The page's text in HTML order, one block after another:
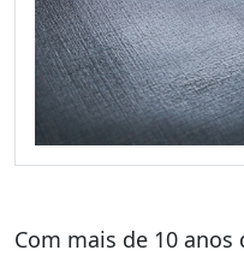
Com mais de 10